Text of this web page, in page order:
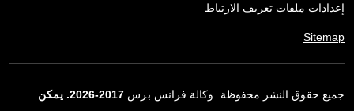
إعدادات ملفات تعريف الارتباط
Sitemap
جميع حقوق النشر محفوظة. وكالة فرانس برس
2017-2026. يمكن